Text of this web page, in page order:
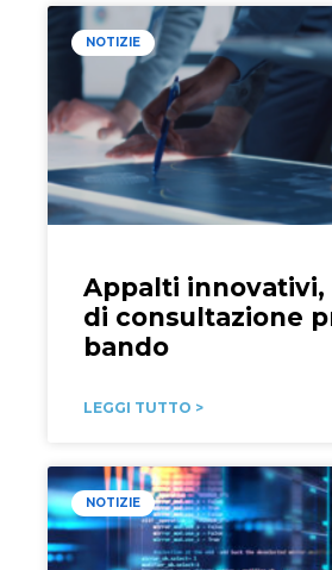
NOTIZIE
Appalti innovativi,
di consultazione
bando
LEGGI TUTTO >
NOTIZIE